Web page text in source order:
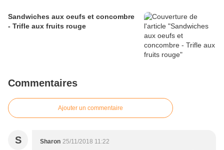
Sandwiches aux oeufs et concombre
- Trifle aux fruits rouge
Commentaires
Ajouter un commentaire
S Sharon 25/11/2018 11:22